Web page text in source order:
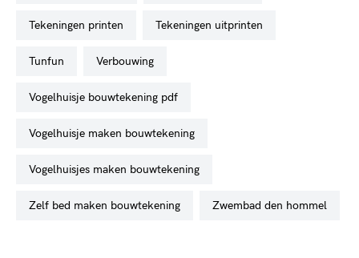
tekeningen printen tekeningen uitprinten
tunfun verbouwing
vogelhuisje bouwtekening pdf
vogelhuisje maken bouwtekening
vogelhuisjes maken bouwtekening
zelf bed maken bouwtekening zwembad den hommel